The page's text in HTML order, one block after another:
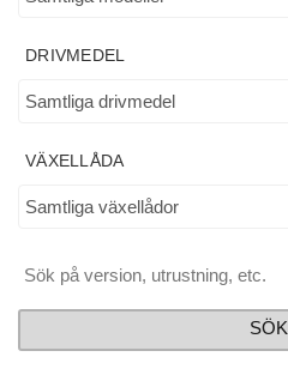
DRIVMEDEL
VÄXELLÅDA
SÖK